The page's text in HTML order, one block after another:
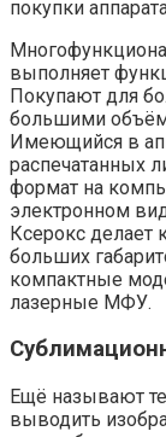
покупки
выполняет
Покупают для
большими
Имеющийся в
распечатанных
формат на
электронном
Ксерокс делает
больших
компактные
лазерные МФУ.
Ещё называют
выводить